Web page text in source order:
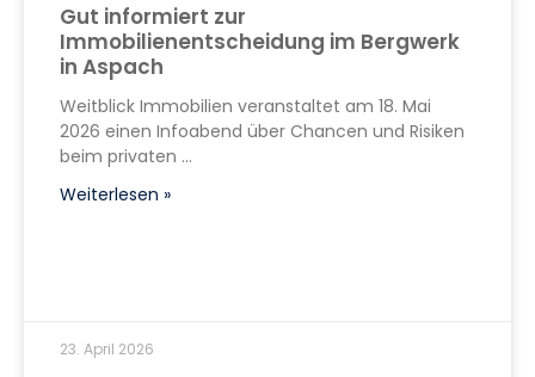
Gut informiert zur
Immobilienentscheidung im Bergwerk
in Aspach
Weitblick Immobilien veranstaltet am 18. Mai
2026 einen Infoabend über Chancen und Risiken
beim privaten
Weiterlesen »
23. April 2026